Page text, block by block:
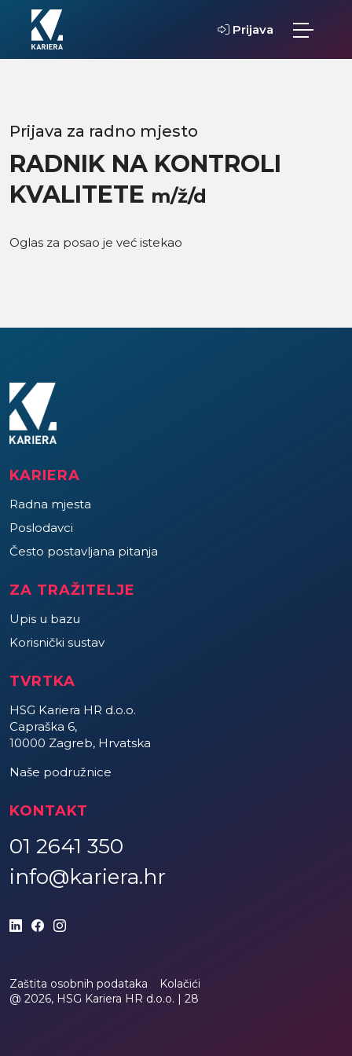
Prijava
Prijava za radno mjesto
RADNIK NA KONTROLI
KVALITETE m/ž/d
Oglas za posao je već istekao
KARIERA
Radna mjesta
Poslodavci
Često postavljana pitanja
ZA TRAŽITELJE
Upis u bazu
Korisnički sustav
TVRTKA
HSG Kariera HR d.o.o.
Capraška 6,
10000 Zagreb, Hrvatska
Naše podružnice
KONTAKT
01 2641 350
info@kariera.hr
Zaštita osobnih podataka
Kolačići
@ 2026, HSG Kariera HR d.o.o. | 28